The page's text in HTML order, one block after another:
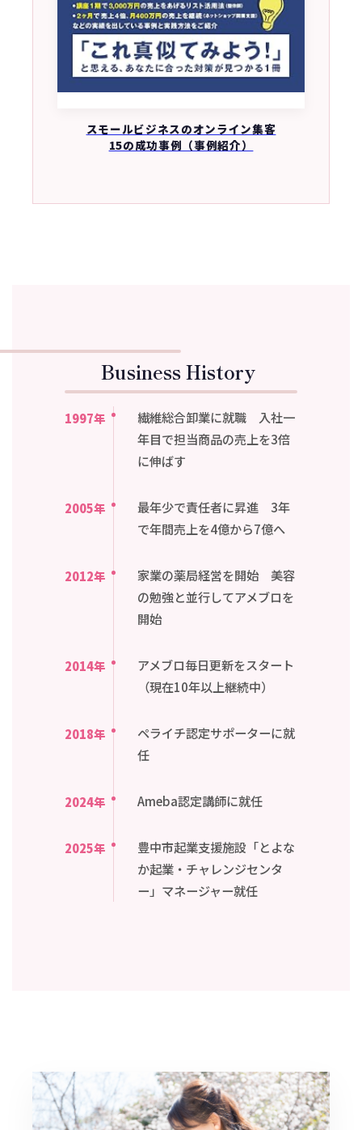
スモールビジネスのオンライン集客
15の成功事例（事例紹介）
Business History
1997年
繊維総合卸業に就職 入社一
年目で担当商品の売上を3倍
に伸ばす
2005年
最年少で責任者に昇進 3年
で年間売上を4億から7億へ
2012年
家業の薬局経営を開始 美容
の勉強と並行してアメブロを
開始
2014年
アメブロ毎日更新をスタート
（現在10年以上継続中）
2018年
ペライチ認定サポーターに就
任
2024年 Ameba認定講師に就任
2025年
豊中市起業支援施設「とよな
か起業・チャレンジセンタ
ー」マネージャー就任